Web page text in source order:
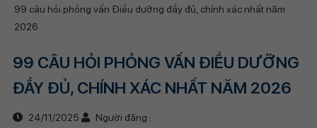
99 câu hỏi phỏng vấn Điều dưỡng đầy đủ, chính xác nhất năm
2026
99 CÂU HỎI PHỎNG VẤN ĐIỀU DƯỠNG
ĐẦY ĐỦ, CHÍNH XÁC NHẤT NĂM 2026
24/11/2025
Người đăng :